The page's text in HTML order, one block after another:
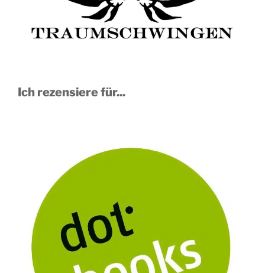
Ich rezensiere für...